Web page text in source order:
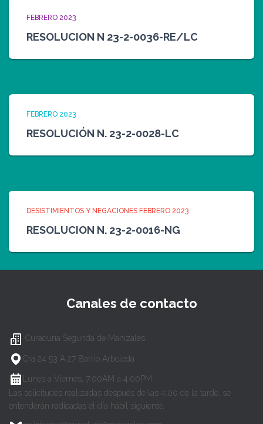
FEBRERO 2023
RESOLUCION N 23-2-0036-RE/LC
FEBRERO 2023
RESOLUCIÓN N. 23-2-0028-LC
DESISTIMIENTOS Y NEGACIONES FEBRERO 2023
RESOLUCION N. 23-2-0016-NG
Canales de contacto
Curaduría Segunda de Manizales
Cra 24 53 A 27 Barrio Arboleda
Lunes a Viernes, 7:00AM a 4:00PM
Las solicitudes realizadas después de las 4:00 de la tarde, se
entenderán radicadas el día hábil siguiente.